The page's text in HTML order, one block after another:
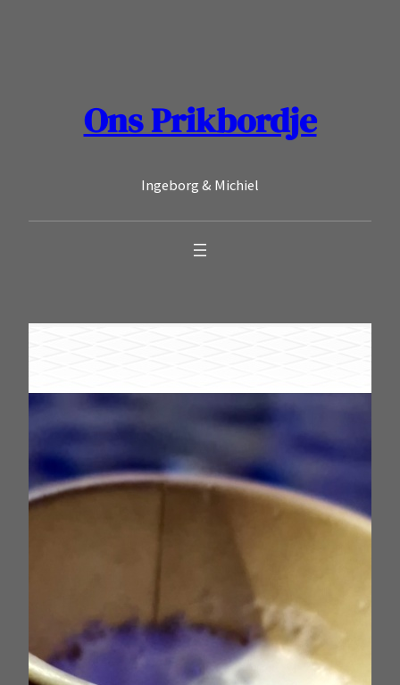
Ons Prikbordje
Ingeborg & Michiel